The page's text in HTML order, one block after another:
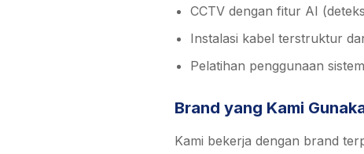
CCTV dengan fitur AI
Instalasi kabel terstruktur
Pelatihan penggunaan
Brand yang Kami
Kami bekerja dengan brand